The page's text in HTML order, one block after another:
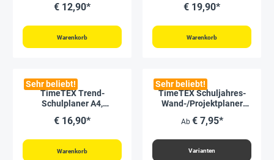
€ 12,90*
Warenkorb
€ 19,90*
Warenkorb
Sehr beliebt!
TimeTEX Trend-
Schulplaner A4,
€ 16,90*
Warenkorb
Sehr beliebt!
TimeTEX Schuljahres-
Wand-/Projektplaner
Ab € 7,95*
Varianten